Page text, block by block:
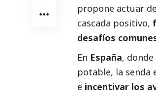
propone actuar
cascada positivo,
desafíos
En España,
potable, la senda
e incentivar los